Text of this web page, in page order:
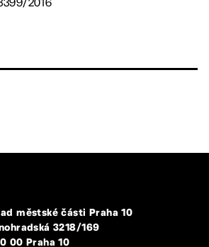
městské části Praha 10
3218/169
00 Praha 10